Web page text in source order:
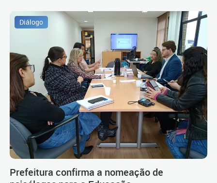
Diálogo
Prefeitura confirma a nomeação de